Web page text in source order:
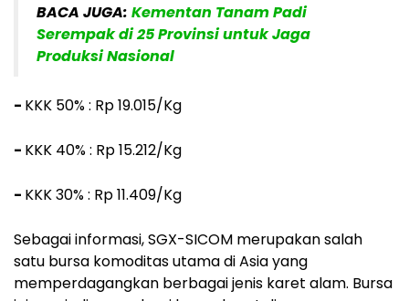
BACA JUGA: Kementan Tanam Padi
Serempak di 25 Provinsi untuk Jaga
Produksi Nasional
- KKK 50% : Rp 19.015/Kg
- KKK 40% : Rp 15.212/Kg
- KKK 30% : Rp 11.409/Kg
Sebagai informasi, SGX-SICOM merupakan salah
satu bursa komoditas utama di Asia yang
memperdagangkan berbagai jenis karet alam. Bursa